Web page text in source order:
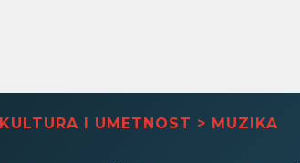
KULTURA I UMETNOST > MUZIKA